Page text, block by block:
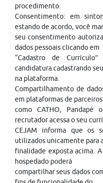
procedimento.
Consentimento: em
estando de acordo, você
seu consentimento
dados pessoais clicando em
“Cadastro de
candidatura cadastrando
na plataforma.
Compartilhamento de
em plataformas de parceiros
como CATHO, Pandapé
recrutador acessa o seu
CEJAM informa que os
utilizados unicamente para
finalidade exposta acima.
hospedado poderá
compartilhar seus dados